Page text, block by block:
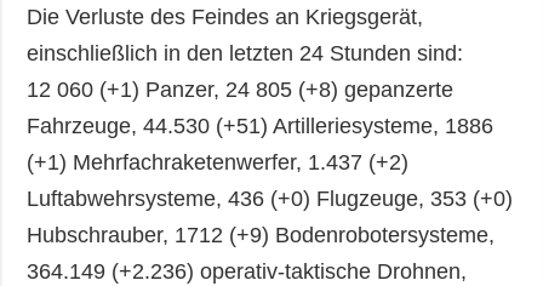
Die Verluste des Feindes an Kriegsgerät,
einschließlich in den letzten 24 Stunden sind:
12 060 (+1) Panzer, 24 805 (+8) gepanzerte
Fahrzeuge, 44.530 (+51) Artilleriesysteme, 1886
(+1) Mehrfachraketenwerfer, 1.437 (+2)
Luftabwehrsysteme, 436 (+0) Flugzeuge, 353 (+0)
Hubschrauber, 1712 (+9) Bodenrobotersysteme,
364.149 (+2.236) operativ-taktische Drohnen,